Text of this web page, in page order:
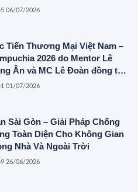
06/07/2026
Tiến Thương Mại Việt Nam –
2026 do Mentor Lê
Ân và MC Lê Đoàn đồng tổ
01/07/2026
Sài Gòn – Giải Pháp Chống
Toàn Diện Cho Không Gian
Nhà Và Ngoài Trời
26/06/2026